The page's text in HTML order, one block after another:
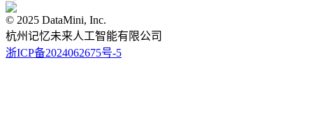
© 2025 DataMini, Inc.
杭州记忆未来人工智能有限公司
浙ICP备2024062675号-5